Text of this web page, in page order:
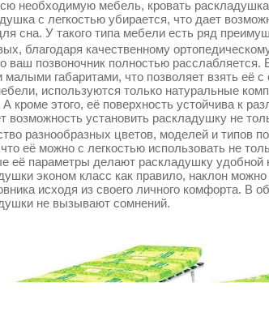
необходимую мебель, кровать
с легкостью убирается, что дает
сна. У такого типа мебели есть ряд
благодаря качественному
ваш позвоночник полностью
малыми габаритами, что позволяет взять её
используются только натуральные
А кроме этого, её поверхность устойчива к
возможность установить раскладушку не
разнообразных цветов, моделей и типов
что её можно с легкостью использовать не
её параметры делают раскладушку удобной
эконом класс как правило, наклон
исходя из своего личного комфорта.
не вызывают сомнений.